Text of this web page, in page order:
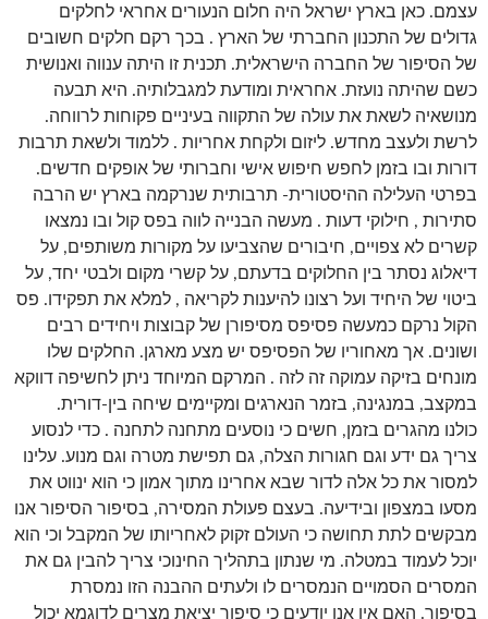
עצמם. כאן בארץ ישראל היה חלום הנעורים אחראי לחלקים
גדולים של התכנון החברתי של הארץ . בכך רקם חלקים חשובים
של הסיפור של החברה הישראלית. תכנית זו היתה ענווה ואנושית
כשם שהיתה נועזת. אחראית ומודעת למגבלותיה. היא תבעה
מנושאיה לשאת את עולה של התקווה בעיניים פקוחות לרווחה.
לרשת ולעצב מחדש. ליזום ולקחת אחריות . ללמוד ולשאת תרבות
דורות ובו בזמן לחפש חיפוש אישי וחברותי של אופקים חדשים.
בפרטי העלילה ההיסטורית- תרבותית שנרקמה בארץ יש הרבה
סתירות , חילוקי דעות . מעשה הבנייה לווה בפס קול ובו נמצאו
קשרים לא צפויים, חיבורים שהצביעו על מקורות משותפים, על
דיאלוג נסתר בין החלוקים בדעתם, על קשרי מקום ולבטי יחד, על
ביטוי של היחיד ועל רצונו להיענות לקריאה , למלא את תפקידו. פס
הקול נרקם כמעשה פסיפס מסיפורן של קבוצות ויחידים רבים
ושונים. אך מאחוריו של הפסיפס יש מצע מארגן. החלקים שלו
מונחים בזיקה עמוקה זה לזה . המרקם המיוחד ניתן לחשיפה דווקא
במקצב, במנגינה, בזמר הנארגים ומקיימים שיחה בין-דורית.
כולנו מהגרים בזמן, חשים כי נוסעים מתחנה לתחנה . כדי לנסוע
צריך גם ידע וגם חגורות הצלה, גם תפישת מטרה וגם מנוע. עלינו
למסור את כל אלה לדור שבא אחרינו מתוך אמון כי הוא ינווט את
מסעו במצפון ובידיעה. בעצם פעולת המסירה, בסיפור הסיפור אנו
מבקשים לתת תחושה כי העולם זקוק לאחריותו של המקבל וכי הוא
יוכל לעמוד במטלה. מי שנתון בתהליך החינוכי צריך להבין גם את
המסרים הסמויים הנמסרים לו ולעתים ההבנה הזו נמסרת
בסיפור. האם אין אנו יודעים כי סיפור יציאת מצרים לדוגמא יכול